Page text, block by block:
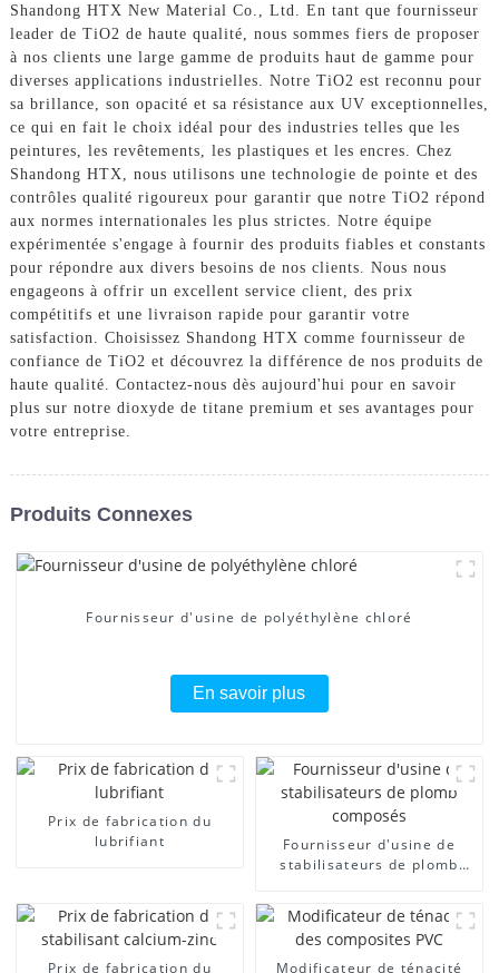
Shandong HTX New Material Co., Ltd. En tant que fournisseur
leader de TiO2 de haute qualité, nous sommes fiers de proposer
à nos clients une large gamme de produits haut de gamme pour
diverses applications industrielles. Notre TiO2 est reconnu pour
sa brillance, son opacité et sa résistance aux UV exceptionnelles,
ce qui en fait le choix idéal pour des industries telles que les
peintures, les revêtements, les plastiques et les encres. Chez
Shandong HTX, nous utilisons une technologie de pointe et des
contrôles qualité rigoureux pour garantir que notre TiO2 répond
aux normes internationales les plus strictes. Notre équipe
expérimentée s'engage à fournir des produits fiables et constants
pour répondre aux divers besoins de nos clients. Nous nous
engageons à offrir un excellent service client, des prix
compétitifs et une livraison rapide pour garantir votre
satisfaction. Choisissez Shandong HTX comme fournisseur de
confiance de TiO2 et découvrez la différence de nos produits de
haute qualité. Contactez-nous dès aujourd'hui pour en savoir
plus sur notre dioxyde de titane premium et ses avantages pour
votre entreprise.
Produits Connexes
Fournisseur d'usine de polyéthylène chloré
En savoir plus
Prix ​​de fabrication du
lubrifiant
Fournisseur d'usine de
stabilisateurs de plomb
Prix ​​de fabrication du
Modificateur de ténacité